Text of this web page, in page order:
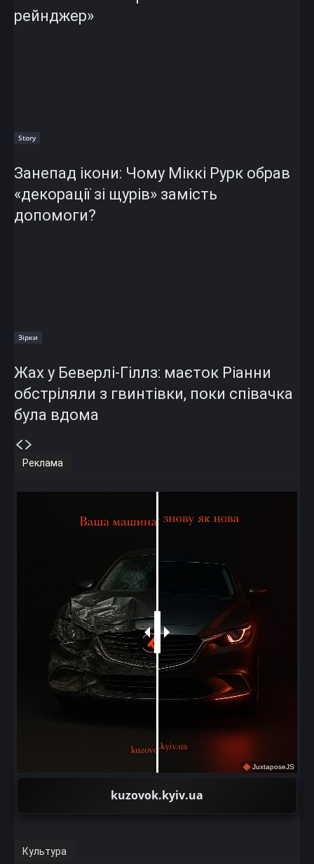
рейнджер»
Story
Занепад ікони: Чому Міккі Рурк обрав
«декорації зі щурів» замість
допомоги?
Зірки
Жах у Беверлі-Гіллз: маєток Ріанни
обстріляли з гвинтівки, поки співачка
була вдома
Реклама
JuxtaposeJS
kuzovok.kyiv.ua
Культура